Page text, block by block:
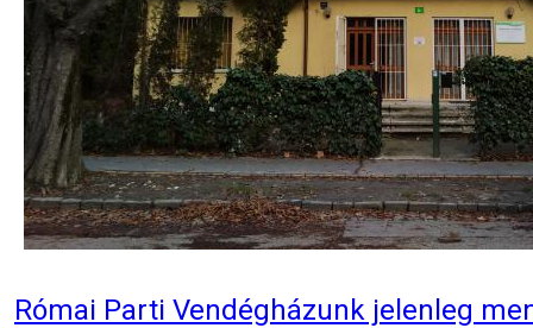
Római Parti Vendégházunk jelenleg